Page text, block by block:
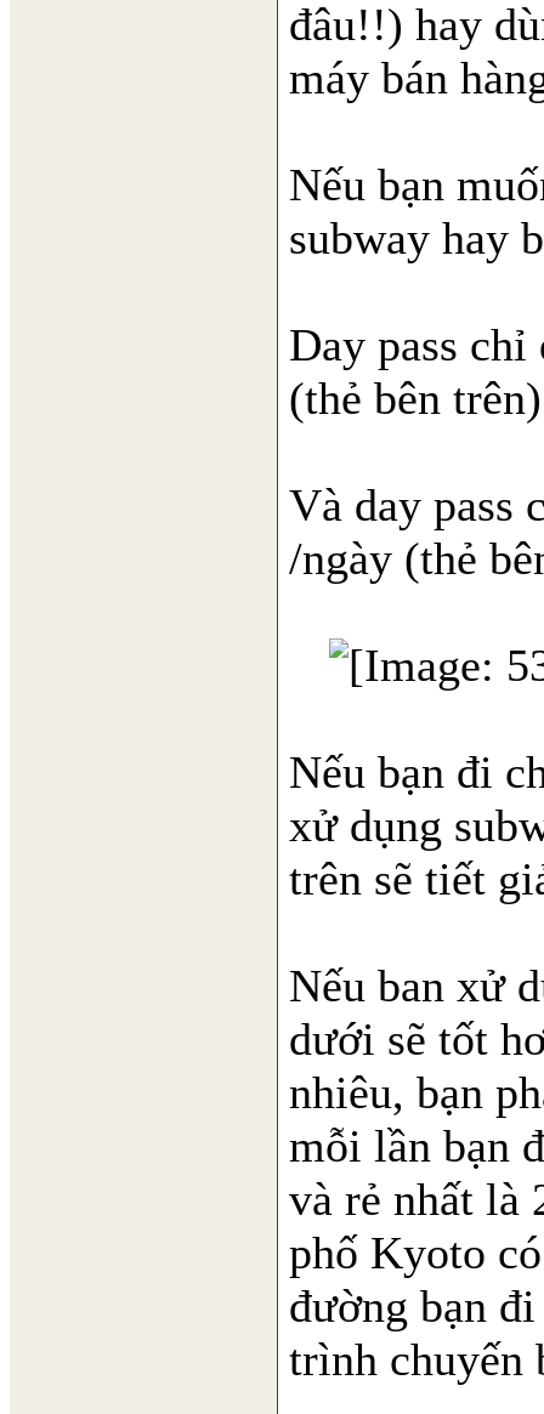
đâu!!) hay
máy bán
Nếu bạn
subway hay
Day pass
(thẻ bên trên)
Và day pass
/ngày (thẻ
Nếu bạn đi
xử dụng
trên sẽ tiết
Nếu ban xử
dưới sẽ tốt
nhiêu, bạn
mỗi lần bạn
và rẻ nhất là
phố Kyoto
đường bạn
trình chuyến